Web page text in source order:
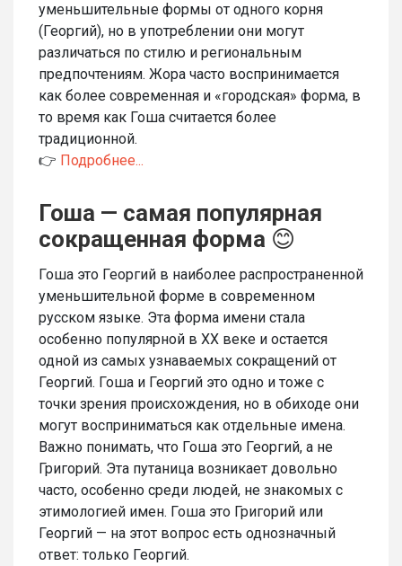
уменьшительные формы от одного корня
(Георгий), но в употреблении они могут
различаться по стилю и региональным
предпочтениям. Жора часто воспринимается
как более современная и «городская» форма, в
то время как Гоша считается более
традиционной.
👉 Подробнее...
Гоша — самая популярная
сокращенная форма 😊
Гоша это Георгий в наиболее распространенной
уменьшительной форме в современном
русском языке. Эта форма имени стала
особенно популярной в XX веке и остается
одной из самых узнаваемых сокращений от
Георгий. Гоша и Георгий это одно и тоже с
точки зрения происхождения, но в обиходе они
могут восприниматься как отдельные имена.
Важно понимать, что Гоша это Георгий, а не
Григорий. Эта путаница возникает довольно
часто, особенно среди людей, не знакомых с
этимологией имен. Гоша это Григорий или
Георгий — на этот вопрос есть однозначный
ответ: только Георгий.